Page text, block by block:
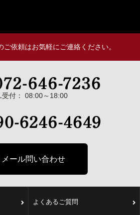
ご依頼はお気軽にご連絡ください。
受付： 08:00～18:00
メール問い合わせ
よくあるご質問